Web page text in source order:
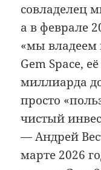
совладелец
а в феврале
«мы владеем
Gem Space,
миллиарда
просто
чистый
— Андрей
марте 2026